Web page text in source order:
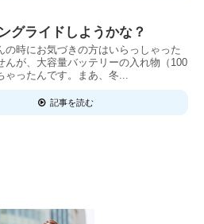
グライドしようかな？
の時にお気づきの方はいらっしゃった
んが、大容量バッテリーの入れ物（100
ゃったんです。まあ、冬...
記事を読む